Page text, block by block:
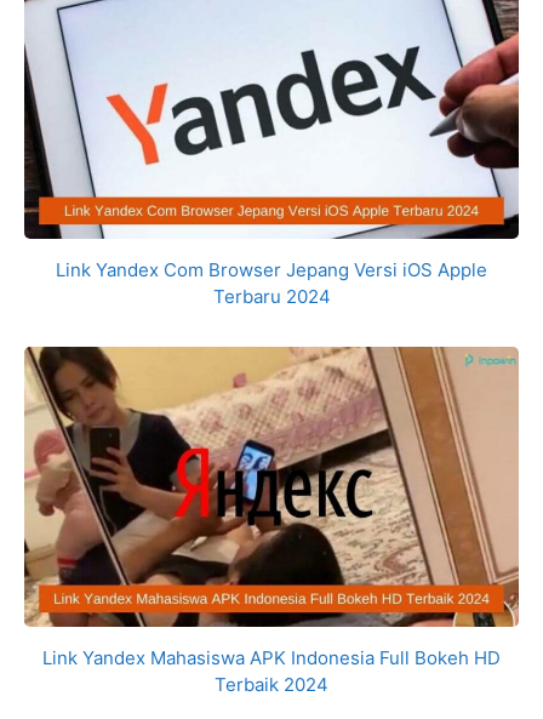
Link Yandex Com Browser Jepang Versi iOS Apple
Terbaru 2024
Link Yandex Mahasiswa APK Indonesia Full Bokeh HD
Terbaik 2024